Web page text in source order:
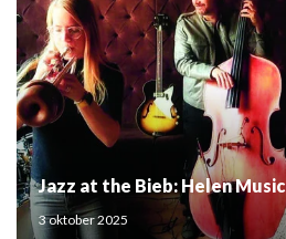
Jazz at the Bieb: Helen Music
3 oktober 2025